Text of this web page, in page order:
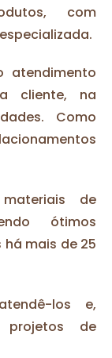
com
atendimento
cliente, na
Como
de
ótimos
mais de 25
los e,
projetos de